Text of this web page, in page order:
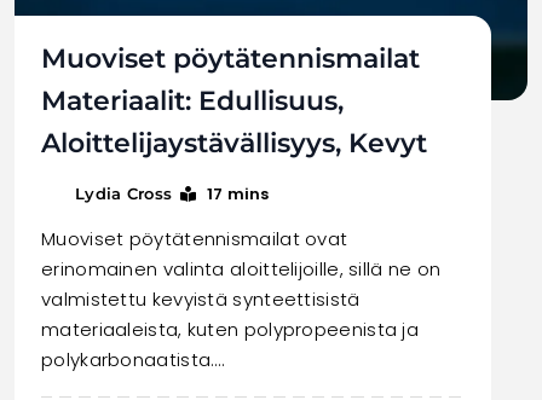
Muoviset pöytätennismailat
Materiaalit: Edullisuus,
Aloittelijaystävällisyys, Kevyt
Lydia Cross 17 mins
Muoviset pöytätennismailat ovat
erinomainen valinta aloittelijoille, sillä ne on
valmistettu kevyistä synteettisistä
materiaaleista, kuten polypropeenista ja
polykarbonaatista.…